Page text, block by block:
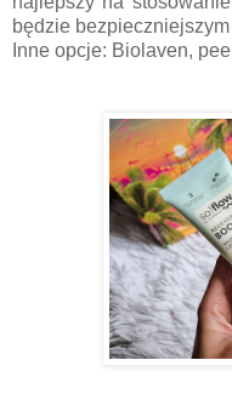
będzie
Inne opcje: Biolaven,